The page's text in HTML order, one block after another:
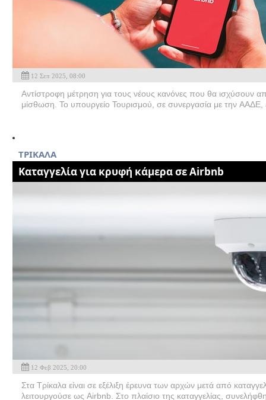
12 Σεπ 2025, 08:00
Αντίστροφη μέτρηση για τους νέους κανόνες που θα ισχύσουν
μίσθωση. Το υπουργείο Τουρισμού, σε συνεργασία με την ΑΑΔΕ,
TΡΙΚΑΛΑ
Καταγγελία για κρυφή κάμερα σε Airbnb
12 Φεβ 2025, 20:00
Στα Τρίκαλα είναι σε εξέλιξη έρευνα των αρχών μετά από
λειτουργούσε ως Airbnb. Στο πλαίσιο της καταγγελίας,